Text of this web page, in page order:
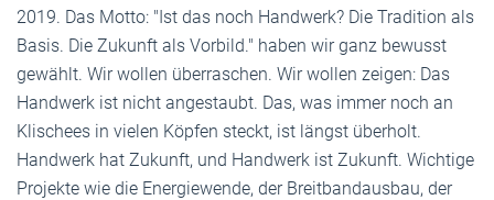
2019. Das Motto: "Ist das noch Handwerk? Die Tradition als
Basis. Die Zukunft als Vorbild." haben wir ganz bewusst
gewählt. Wir wollen überraschen. Wir wollen zeigen: Das
Handwerk ist nicht angestaubt. Das, was immer noch an
Klischees in vielen Köpfen steckt, ist längst überholt.
Handwerk hat Zukunft, und Handwerk ist Zukunft. Wichtige
Projekte wie die Energiewende, der Breitbandausbau, der